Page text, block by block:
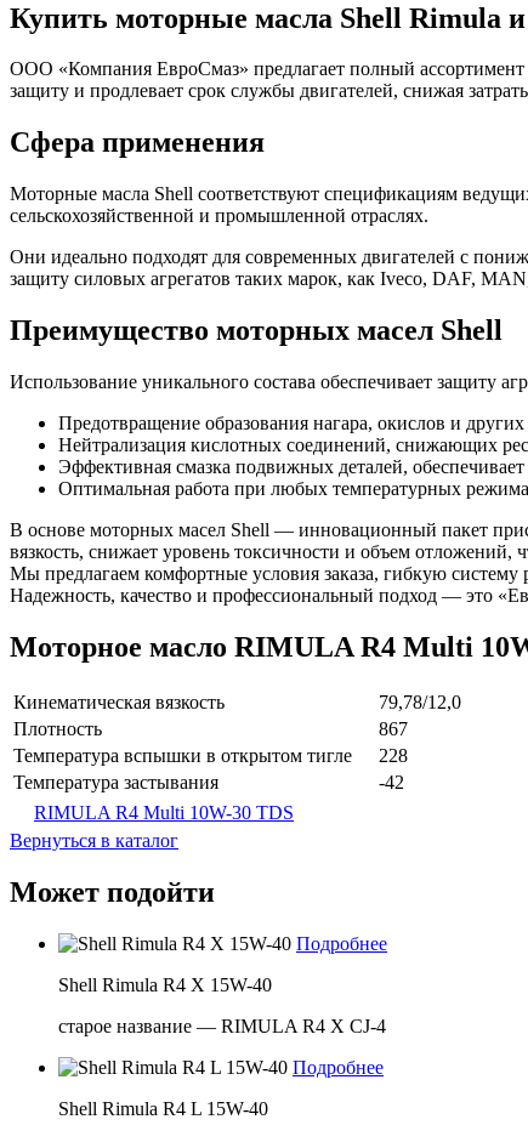
Купить моторные масла Shell Rimula и
ООО «Компания ЕвроСмаз» предлагает полный
защиту и продлевает срок службы двигателей, снижая
Сфера применения
Моторные масла Shell соответствуют спецификациям
сельскохозяйственной и промышленной отраслях.
Они идеально подходят для современных двигателей с
защиту силовых агрегатов таких марок, как Iveco, DAF,
Преимущество моторных масел Shell
Использование уникального состава обеспечивает защиту
Предотвращение образования нагара, окислов и
Нейтрализация кислотных соединений, снижающих
Эффективная смазка подвижных деталей,
Оптимальная работа при любых температурных
В основе моторных масел Shell — инновационный пакет
вязкость, снижает уровень токсичности и объем
Мы предлагаем комфортные условия заказа, гибкую
Надежность, качество и профессиональный подход — это
Моторное масло RIMULA R4 Multi
Кинематическая вязкость
79,78/12,0
Плотность
867
Температура вспышки в открытом тигле
228
Температура застывания
-42
RIMULA R4 Multi 10W-30 TDS
Вернуться в каталог
Может подойти
Подробнее
Shell Rimula R4 X 15W-40
старое название — RIMULA R4 X CJ-4
Подробнее
Shell Rimula R4 L 15W-40